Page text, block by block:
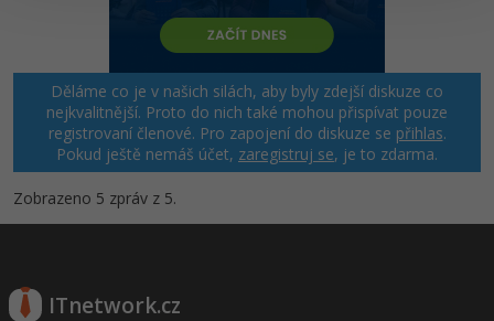
Děláme co je v našich silách, aby byly zdejší diskuze co
nejkvalitnější. Proto do nich také mohou přispívat pouze
registrovaní členové. Pro zapojení do diskuze se přihlas.
Pokud ještě nemáš účet, zaregistruj se, je to zdarma.
Zobrazeno 5 zpráv z 5.
ITnetwork.cz